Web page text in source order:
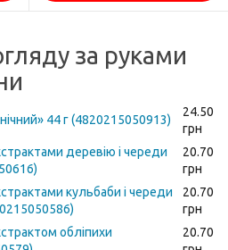
за руками
44 г (4820215050913)
24.50
грн
деревію і череди
20.70
грн
кульбаби і череди
20.70
грн
обліпихи
20.70